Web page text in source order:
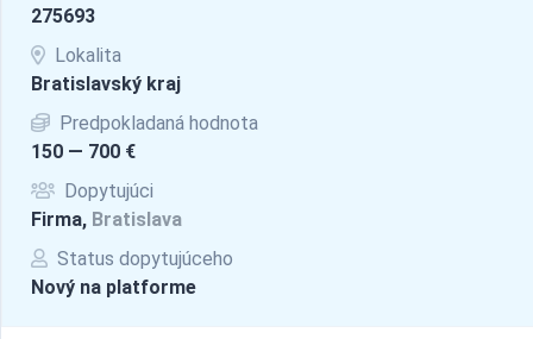
275693
Lokalita
Bratislavský kraj
Predpokladaná hodnota
150 — 700 €
Dopytujúci
Firma, Bratislava
Status dopytujúceho
Nový na platforme